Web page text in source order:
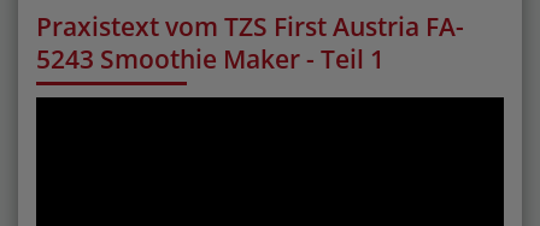
Praxistext vom TZS First Austria FA-
5243 Smoothie Maker - Teil 1